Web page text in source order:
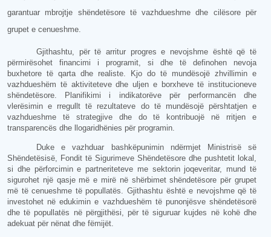
garantuar mbrojtje shëndetësore të vazhdueshme dhe cilësore për
grupet e cenueshme.
Gjithashtu, për të arritur progres e nevojshme është që të
përmirësohet financimi i programit, si dhe të definohen nevoja
buxhetore të qarta dhe realiste. Kjo do të mundësojë zhvillimin e
vazhdueshëm të aktiviteteve dhe uljen e borxheve të institucioneve
shëndetësore. Planifikimi i indikatorëve për performancën dhe
vlerësimin e rregullt të rezultateve do të mundësojë përshtatjen e
vazhdueshme të strategjive dhe do të kontribuojë në rritjen e
transparencës dhe llogaridhënies për programin.
Duke e vazhduar bashkëpunimin ndërmjet Ministrisë së
Shëndetësisë, Fondit të Sigurimeve Shëndetësore dhe pushtetit lokal,
si dhe përforcimin e partneriteteve me sektorin joqeveritar, mund të
sigurohet një qasje më e mirë në shërbimet shëndetësore për grupet
më të cenueshme të popullatës. Gjithashtu është e nevojshme që të
investohet në edukimin e vazhdueshëm të punonjësve shëndetësorë
dhe të popullatës në përgjithësi, për të siguruar kujdes në kohë dhe
adekuat për nënat dhe fëmijët.